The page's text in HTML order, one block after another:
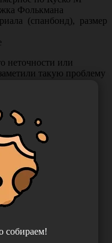
Фолькмана
(спанбонд), размер
неточности или
такую проблему
товара
собираем!